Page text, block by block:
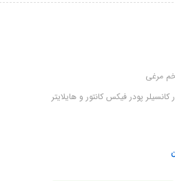
مرغی
پودر فیکس کانتور و هایلایتر